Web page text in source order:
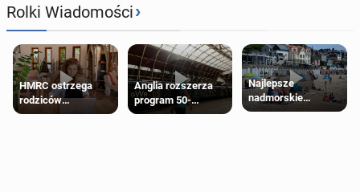
Rolki Wiadomości›
HMRC ostrzega
rodziców
pobierających Child
Anglia rozszerza
program 50-
procentowych
Najlepsze
nadmorskie
miasteczko blisko